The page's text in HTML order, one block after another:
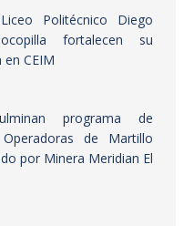
Politécnico Diego
fortalecen su
CEIM
programa de
de Martillo
por Minera Meridian El